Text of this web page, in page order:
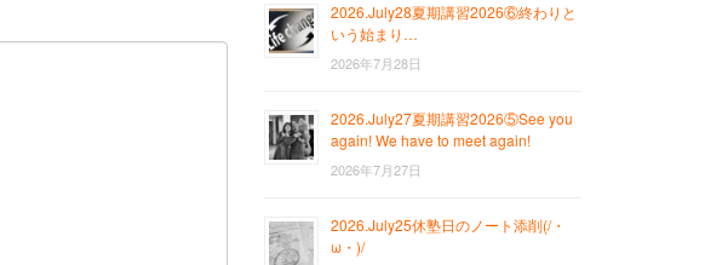
2026.July28夏期講習2026⑥終わりと
いう始まり…
2026年7月28日
2026.July27夏期講習2026⑤See you
again! We have to meet again!
2026年7月27日
2026.July25休塾日のノート添削(/・
ω・)/